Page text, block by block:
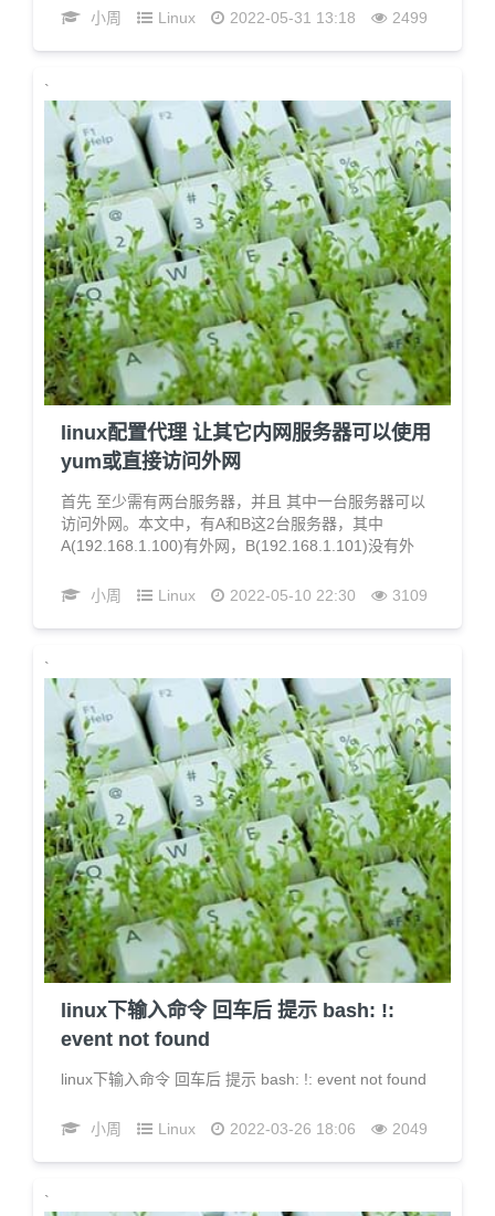
小周 Linux 2022-05-31 13:18 2499
`
linux配置代理 让其它内网服务器可以使用
yum或直接访问外网
首先 至少需有两台服务器，并且 其中一台服务器可以
访问外网。本文中，有A和B这2台服务器，其中
A(192.168.1.100)有外网，B(192.168.1.101)没有外
问外网。
小周 Linux 2022-05-10 22:30 3109
`
linux下输入命令 回车后 提示 bash: !:
event not found
linux下输入命令 回车后 提示 bash: !: event not found
小周 Linux 2022-03-26 18:06 2049
`